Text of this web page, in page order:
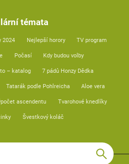
témata
2024 Nejlepší horory TV program
Počasí Kdy budou volby
– katalog 7 pádů Honzy Dědka
Tatarák podle Pohlreicha Aloe vera
ascendentu Tvarohové knedlíky
Švestkový koláč